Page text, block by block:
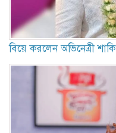
বিয়ে করলেন অভিনেত্রী